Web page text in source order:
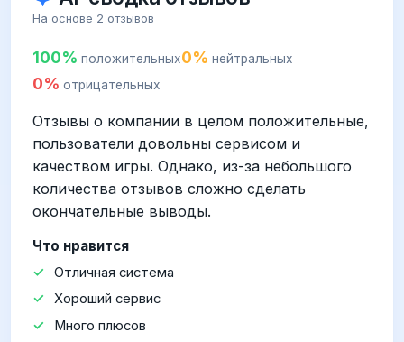
На основе 2 отзывов
100% положительных0% нейтральных
0% отрицательных
Отзывы о компании в целом положительные,
пользователи довольны сервисом и
качеством игры. Однако, из-за небольшого
количества отзывов сложно сделать
окончательные выводы.
Что нравится
Отличная система
Хороший сервис
Много плюсов